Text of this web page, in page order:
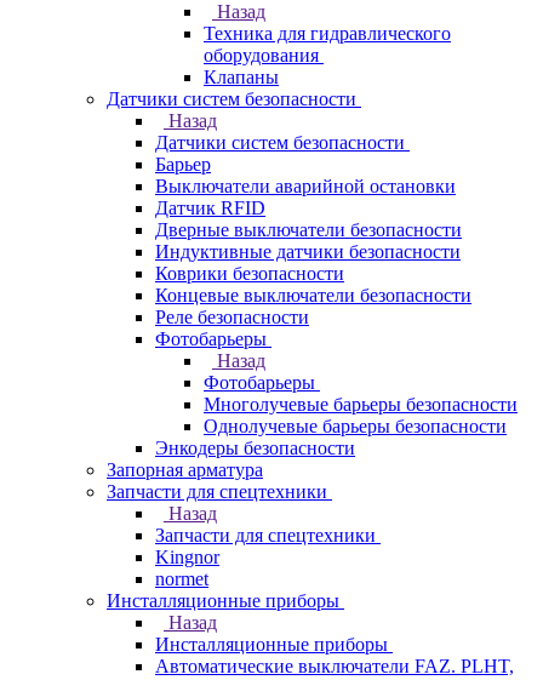
Назад
Техника для гидравлического
оборудования
Клапаны
Датчики систем безопасности
Назад
Датчики систем безопасности
Барьер
Выключатели аварийной остановки
Датчик RFID
Дверные выключатели безопасности
Индуктивные датчики безопасности
Коврики безопасности
Концевые выключатели безопасности
Реле безопасности
Фотобарьеры
Назад
Фотобарьеры
Многолучевые барьеры безопасности
Однолучевые барьеры безопасности
Энкодеры безопасности
Запорная арматура
Запчасти для спецтехники
Назад
Запчасти для спецтехники
Kingnor
normet
Инсталляционные приборы
Назад
Инсталляционные приборы
Автоматические выключатели FAZ. PLHT,